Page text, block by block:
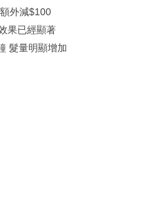
外減$100
果已經顯著
髮量明顯增加